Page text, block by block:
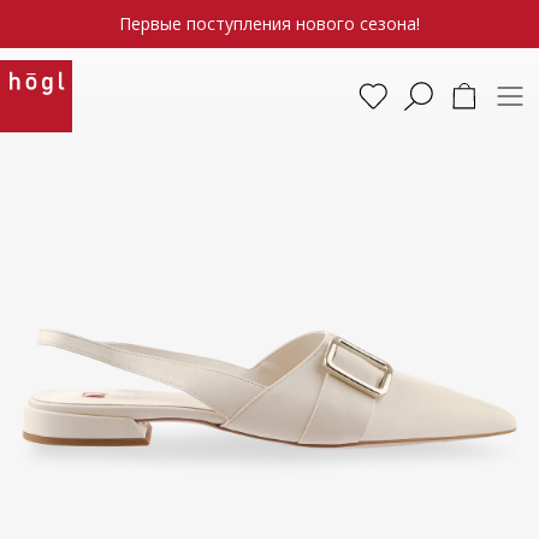
Первые поступления нового сезона!